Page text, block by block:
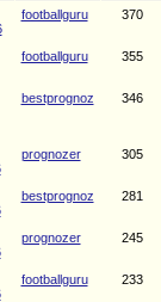
footballguru 370
footballguru 355
bestprognoz 346
prognozer 305
bestprognoz 281
prognozer 245
footballguru 233